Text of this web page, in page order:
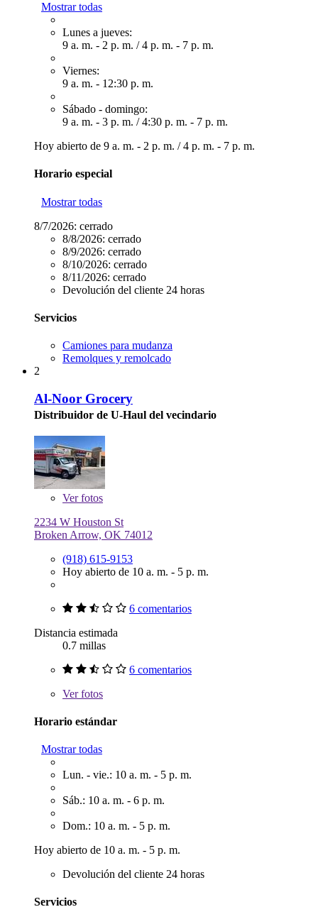
Mostrar todas
Lunes a jueves:
9 a. m. - 2 p. m. /4 p. m. - 7 p. m.
Viernes:
9 a. m. - 12:30 p. m.
Sábado - domingo:
9 a. m. - 3 p. m. /4:30 p. m. - 7 p. m.
Hoy abierto de 9 a. m. - 2 p. m. /4 p. m. - 7 p. m.
Horario especial
Mostrar todas
8/7/2026: cerrado
8/8/2026: cerrado
8/9/2026: cerrado
8/10/2026: cerrado
8/11/2026: cerrado
Devolución del cliente 24 horas
Servicios
Camiones para mudanza
Remolques y remolcado
2
Al-Noor Grocery
Distribuidor de U-Haul del vecindario
Verfotos
2234 W Houston St
Broken Arrow, OK 74012
(918) 615-9153
Hoy abierto de 10 a. m. - 5 p. m.
6 comentarios
Distancia estimada
0.7 millas
6 comentarios
Verfotos
Horario estándar
Mostrar todas
Lun. - vie.: 10 a. m. - 5 p. m.
Sáb.: 10 a. m. - 6 p. m.
Dom.: 10 a. m. - 5 p. m.
Hoy abierto de 10 a. m. - 5 p. m.
Devolución del cliente 24 horas
Servicios